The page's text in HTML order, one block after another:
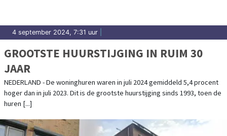
4 september 2024, 7:31 uur
GROOTSTE HUURSTIJGING IN RUIM 30
JAAR
NEDERLAND - De woninghuren waren in juli 2024 gemiddeld 5,4 procent
hoger dan in juli 2023. Dit is de grootste huurstijging sinds 1993, toen de
huren [...]